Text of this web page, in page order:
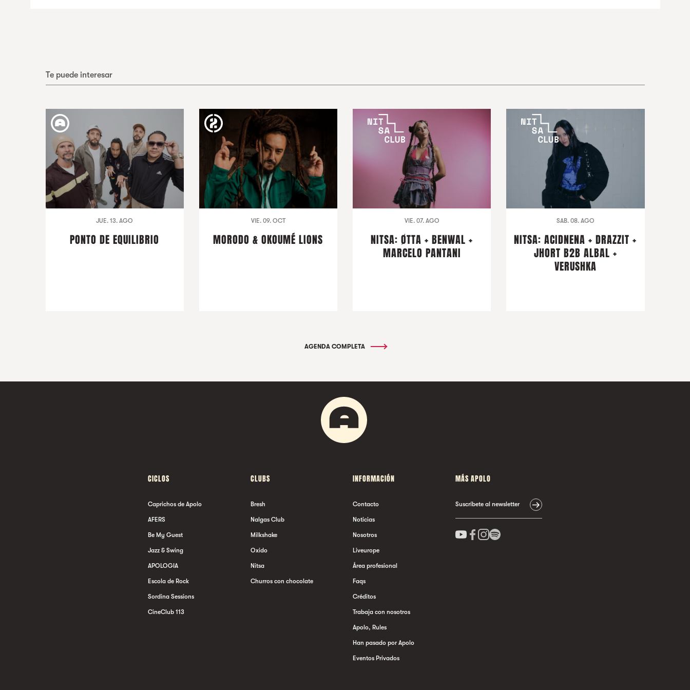
Te puede interesar
JUE. 13. AGO
PONTO DE EQUILIBRIO
VIE. 09. OCT
MORODO & OKOUMÉ LIONS
VIE. 07. AGO
NITSA: ØTTA + BENWAL +
MARCELO PANTANI
SAB. 08. AGO
NITSA: ACIDNENA + DRAZZIT +
JHORT B2B ALBAL +
VERUSHKA
AGENDA COMPLETA
CICLOS
Caprichos de Apolo
AFERS
Be My Guest
Jazz & Swing
APOLOGIA
Escola de Rock
Sordina Sessions
CineClub 113
CLUBS
Bresh
Nalgas Club
Milkshake
Oxido
Nitsa
Churros con chocolate
INFORMACIÓN
Contacto
Noticias
Nosotros
Liveurope
Área profesional
Faqs
Créditos
Trabaja con nosotros
Apolo, Rules
Han pasado por Apolo
Eventos Privados
MÁS APOLO
Suscríbete al newsletter